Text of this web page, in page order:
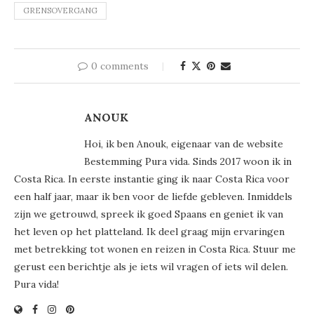
GRENSOVERGANG
0 comments
ANOUK
Hoi, ik ben Anouk, eigenaar van de website
Bestemming Pura vida. Sinds 2017 woon ik in
Costa Rica. In eerste instantie ging ik naar Costa Rica voor
een half jaar, maar ik ben voor de liefde gebleven. Inmiddels
zijn we getrouwd, spreek ik goed Spaans en geniet ik van
het leven op het platteland. Ik deel graag mijn ervaringen
met betrekking tot wonen en reizen in Costa Rica. Stuur me
gerust een berichtje als je iets wil vragen of iets wil delen.
Pura vida!